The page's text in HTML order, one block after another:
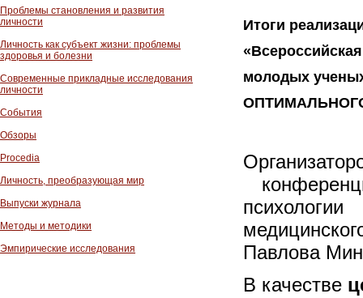
Проблемы становления и развития
личности
Личность как субъект жизни: проблемы
здоровья и болезни
Современные прикладные исследования
личности
События
Обзоры
Procedia
Личность, преобразующая мир
Выпуски журнала
Методы и методики
Эмпирические исследования
Итоги
молодых
Павлова
В качестве